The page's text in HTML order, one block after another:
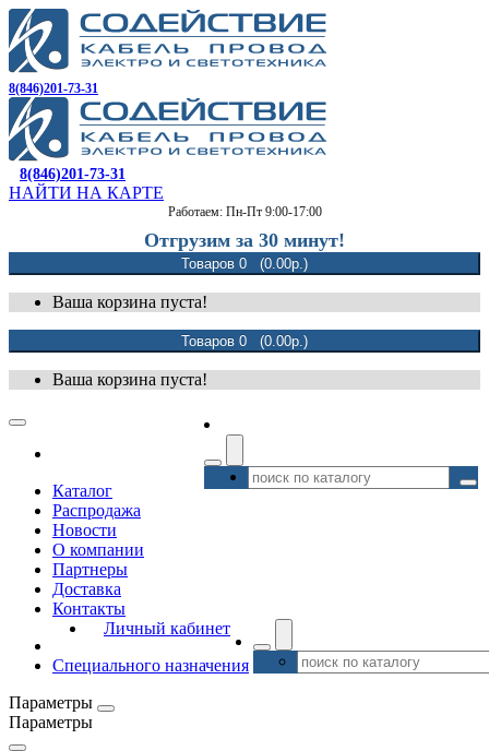
8(846)201-73-31
8(846)201-73-31
НАЙТИ НА КАРТЕ
Работаем: Пн-Пт 9:00-17:00
Отгрузим за 30 минут!
Товаров 0 (0.00р.)
Ваша корзина пуста!
Товаров 0 (0.00р.)
Ваша корзина пуста!
Каталог
Распродажа
Новости
О компании
Партнеры
Доставка
Контакты
Личный кабинет
Cпециального назначения
Параметры
Параметры